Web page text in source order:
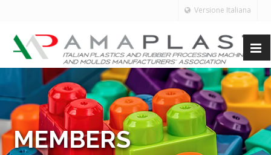
Versione Italiana
MEMBERS